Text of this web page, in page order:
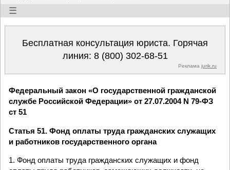
☰
Бесплатная консультация юриста. Горячая
линия: 8 (800) 302-68-51
Реклама jurik.ru
Федеральный закон «О государственной гражданской
службе Российской Федерации» от 27.07.2004 N 79-ФЗ
ст 51
Статья 51. Фонд оплаты труда гражданских служащих
и работников государственного органа
1. Фонд оплаты труда гражданских служащих и фонд